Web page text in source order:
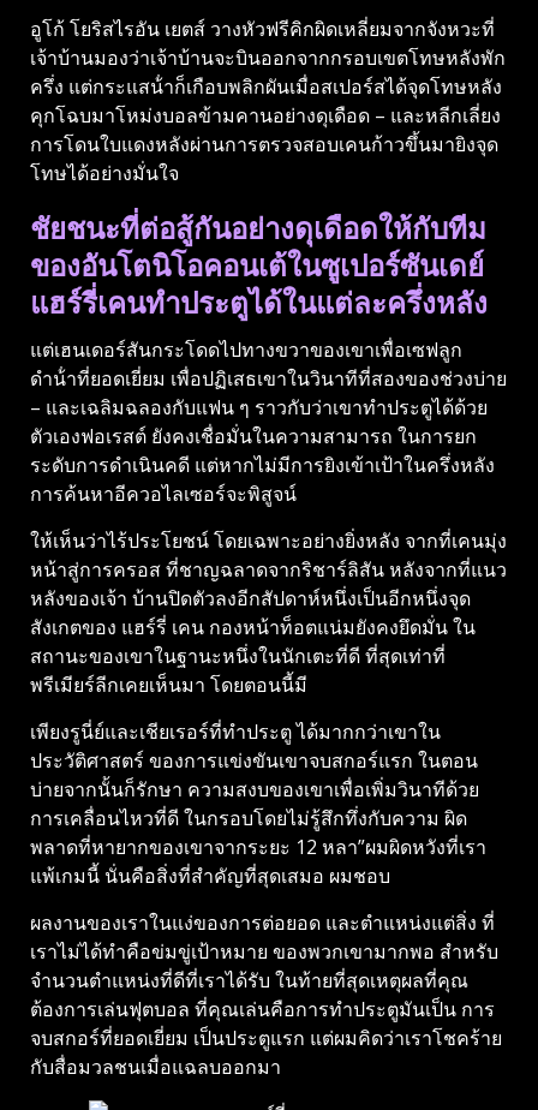
อูโก้ โยริสไรอัน เยตส์ วางหัวฟรีคิกผิดเหลี่ยมจากจังหวะที่
เจ้าบ้านมองว่าเจ้าบ้านจะบินออกจากกรอบเขตโทษหลังพัก
ครึ่ง แต่กระแสน้ําก็เกือบพลิกผันเมื่อสเปอร์สได้จุดโทษหลัง
คุกโฉบมาโหม่งบอลข้ามคานอย่างดุเดือด – และหลีกเลี่ยง
การโดนใบแดงหลังผ่านการตรวจสอบเคนก้าวขึ้นมายิงจุด
โทษได้อย่างมั่นใจ
ชัยชนะที่ต่อสู้กันอย่างดุเดือดให้กับทีม
ของอันโตนิโอคอนเต้ในซูเปอร์ซันเดย์
แฮร์รี่เคนทําประตูได้ในแต่ละครึ่งหลัง
แต่เฮนเดอร์สันกระโดดไปทางขวาของเขาเพื่อเซฟลูก
ดําน้ําที่ยอดเยี่ยม เพื่อปฏิเสธเขาในวินาทีที่สองของช่วงบ่าย
– และเฉลิมฉลองกับแฟน ๆ ราวกับว่าเขาทําประตูได้ด้วย
ตัวเองฟอเรสต์ ยังคงเชื่อมั่นในความสามารถ ในการยก
ระดับการดําเนินคดี แต่หากไม่มีการยิงเข้าเป้าในครึ่งหลัง
การค้นหาอีควอไลเซอร์จะพิสูจน์
ให้เห็นว่าไร้ประโยชน์ โดยเฉพาะอย่างยิ่งหลัง จากที่เคนมุ่ง
หน้าสู่การครอส ที่ชาญฉลาดจากริชาร์ลิสัน หลังจากที่แนว
หลังของเจ้า บ้านปิดตัวลงอีกสัปดาห์หนึ่งเป็นอีกหนึ่งจุด
สังเกตของ แฮร์รี่ เคน กองหน้าท็อตแน่มยังคงยึดมั่น ใน
สถานะของเขาในฐานะหนึ่งในนักเตะที่ดี ที่สุดเท่าที่
พรีเมียร์ลีกเคยเห็นมา โดยตอนนี้มี
เพียงรูนี่ย์และเชียเรอร์ที่ทําประตู ได้มากกว่าเขาใน
ประวัติศาสตร์ ของการแข่งขันเขาจบสกอร์แรก ในตอน
บ่ายจากนั้นก็รักษา ความสงบของเขาเพื่อเพิ่มวินาทีด้วย
การเคลื่อนไหวที่ดี ในกรอบโดยไม่รู้สึกทึ่งกับความ ผิด
พลาดที่หายากของเขาจากระยะ 12 หลา”ผมผิดหวังที่เรา
แพ้เกมนี้ นั่นคือสิ่งที่สําคัญที่สุดเสมอ ผมชอบ
ผลงานของเราในแง่ของการต่อยอด และตําแหน่งแต่สิ่ง ที่
เราไม่ได้ทําคือข่มขู่เป้าหมาย ของพวกเขามากพอ สําหรับ
จํานวนตําแหน่งที่ดีที่เราได้รับ ในท้ายที่สุดเหตุผลที่คุณ
ต้องการเล่นฟุตบอล ที่คุณเล่นคือการทําประตูมันเป็น การ
จบสกอร์ที่ยอดเยี่ยม เป็นประตูแรก แต่ผมคิดว่าเราโชคร้าย
กับสื่อมวลชนเมื่อแฉลบออกมา